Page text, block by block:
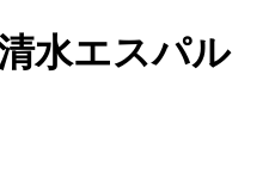
水エスパル